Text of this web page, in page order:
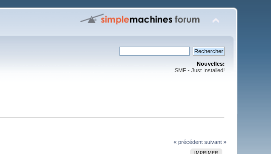
Nouvelles:
SMF - Just Installed!
« précédent suivant »
IMPRIMER